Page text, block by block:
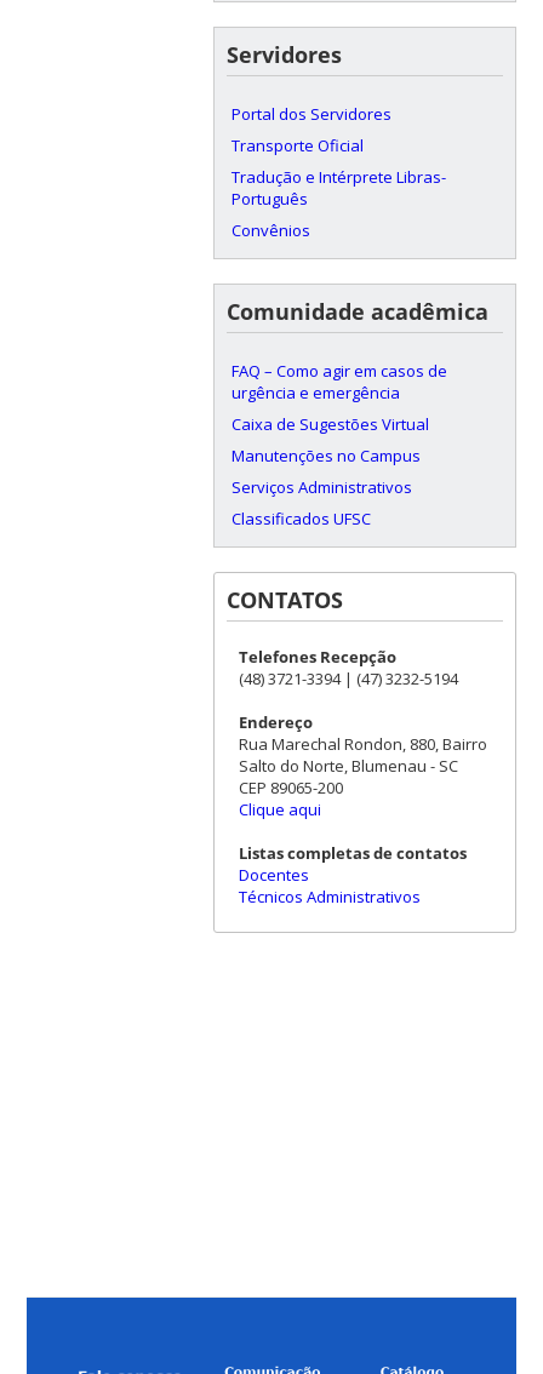
Servidores
Portal dos Servidores
Transporte Oficial
Tradução e Intérprete Libras-
Português
Convênios
Comunidade acadêmica
FAQ – Como agir em casos de
urgência e emergência
Caixa de Sugestões Virtual
Manutenções no Campus
Serviços Administrativos
Classificados UFSC
CONTATOS
Telefones Recepção
(48) 3721-3394 | (47) 3232-5194
Endereço
Rua Marechal Rondon, 880, Bairro
Salto do Norte, Blumenau - SC
CEP 89065-200
Clique aqui
Listas completas de contatos
Docentes
Técnicos Administrativos